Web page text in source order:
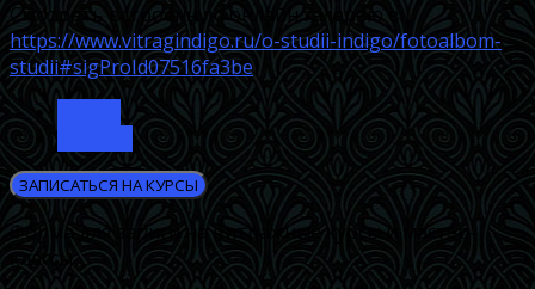
Смотреть встроенную онлайн галерею в:
https://www.vitragindigo.ru/o-studii-indigo/fotoalbom-
studii#sigProId07516fa3be
ЗАПИСАТЬСЯ НА КУРСЫ
Форма для записи на витражные курсы и мастер-
классы